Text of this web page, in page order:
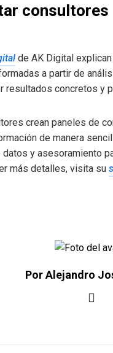
de AK Digital
a partir de
resultados concretos y
crean paneles de
de manera
y asesoramiento
más detalles, visita su
Por Alejandro